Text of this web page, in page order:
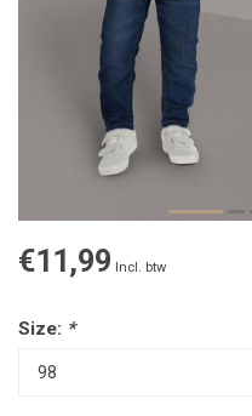
€11,99 Incl. btw
Size: *